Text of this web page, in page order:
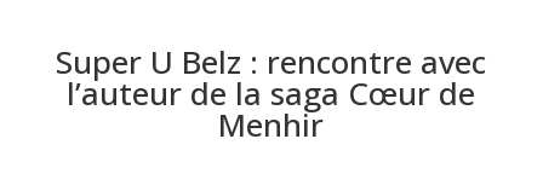
Super U Belz : rencontre avec
l’auteur de la saga Cœur de
Menhir